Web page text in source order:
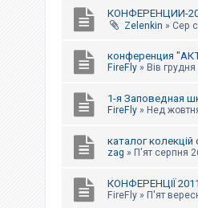
КОНФЕРЕНЦИИ-
Zelenkin » Сер
конференция
FireFly » Вів
1-я Заповедная
FireFly » Нед
каталог
zag » П'ят серпня
КОНФЕРЕНЦІЇ
FireFly » П'ят